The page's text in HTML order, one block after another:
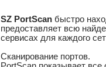
SZ PortScan быстро
предоставляет всю
сервисах для каждого
Сканирование портов.